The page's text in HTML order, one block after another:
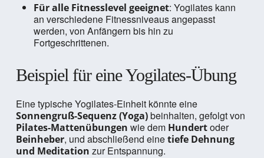
Für alle Fitnesslevel geeignet: Yogilates kann
an verschiedene Fitnessniveaus angepasst
werden, von Anfängern bis hin zu
Fortgeschrittenen.
Beispiel für eine Yogilates-Übung
Eine typische Yogilates-Einheit könnte eine
Sonnengruß-Sequenz (Yoga)beinhalten, gefolgt von
Pilates-Mattenübungen wie dem Hundertoder
Beinheber, und abschließend einetiefe Dehnung
und Meditation zur Entspannung.